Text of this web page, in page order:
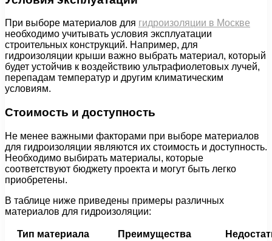
При выборе материалов для гидроизоляции в Москве
необходимо учитывать условия эксплуатации
строительных конструкций. Например, для
гидроизоляции крыши важно выбрать материал, который
будет устойчив к воздействию ультрафиолетовых лучей,
перепадам температур и другим климатическим
условиям.
Стоимость и доступность
Не менее важными факторами при выборе материалов
для гидроизоляции являются их стоимость и доступность.
Необходимо выбирать материалы, которые
соответствуют бюджету проекта и могут быть легко
приобретены.
В таблице ниже приведены примеры различных
материалов для гидроизоляции:
Тип материала Преимущества